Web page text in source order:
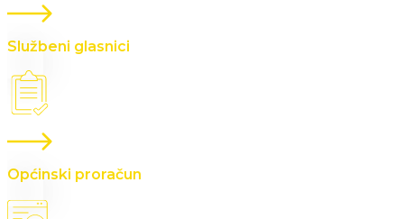
Službeni glasnici
Općinski proračun